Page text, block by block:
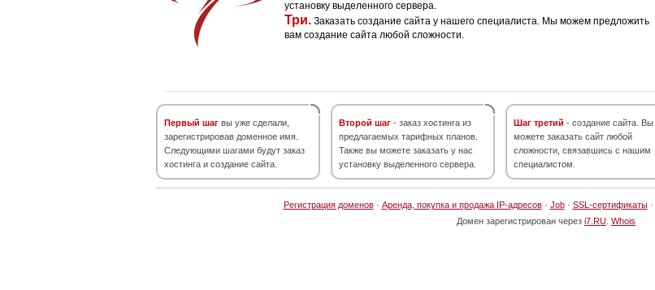
установку выделенного сервера.
Три. Заказать создание сайта у нашего специалиста. Мы можем предложить
вам создание сайта любой сложности.
Первый шаг вы уже сделали,
зарегистрировав доменное имя.
Следующими шагами будут заказ
хостинга и создание сайта.
Второй шаг - заказ хостинга из
предлагаемых тарифных планов.
Также вы можете заказать у нас
установку выделенного сервера.
Шаг третий - создание сайта. Вы
можете заказать сайт любой
сложности, связавшись с нашим
специалистом.
Регистрация доменов· Аренда, покупка и продажа IP-адресов· Job· SSL-сертификаты·
Домен зарегистрирован через i7.RU Whois